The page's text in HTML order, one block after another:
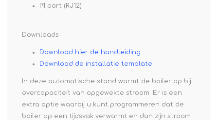
P1 port (RJ12)
Downloads
Download hier de handleiding
Download de installatie template
In deze automatische stand warmt de boiler op bij
overcapaciteit van opgewekte stroom. Er is een
extra optie waarbij u kunt programmeren dat de
boiler op een tijdsvak verwarmt en dan zijn stroom